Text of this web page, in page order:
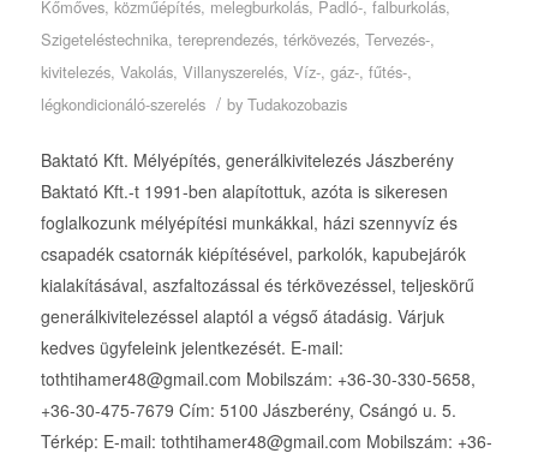
Kőmőves, közműépítés, melegburkolás, Padló-, falburkolás,
Szigeteléstechnika, tereprendezés, térkövezés, Tervezés-,
kivitelezés, Vakolás, Villanyszerelés, Víz-, gáz-, fűtés-,
légkondicionáló-szerelés / by Tudakozobazis
Baktató Kft. Mélyépítés, generálkivitelezés Jászberény
Baktató Kft.-t 1991-ben alapítottuk, azóta is sikeresen
foglalkozunk mélyépítési munkákkal, házi szennyvíz és
csapadék csatornák kiépítésével, parkolók, kapubejárók
kialakításával, aszfaltozással és térkövezéssel, teljeskörű
generálkivitelezéssel alaptól a végső átadásig. Várjuk
kedves ügyfeleink jelentkezését. E-mail:
tothtihamer48@gmail.com Mobilszám: +36-30-330-5658,
+36-30-475-7679 Cím: 5100 Jászberény, Csángó u. 5.
Térkép: E-mail: tothtihamer48@gmail.com Mobilszám: +36-